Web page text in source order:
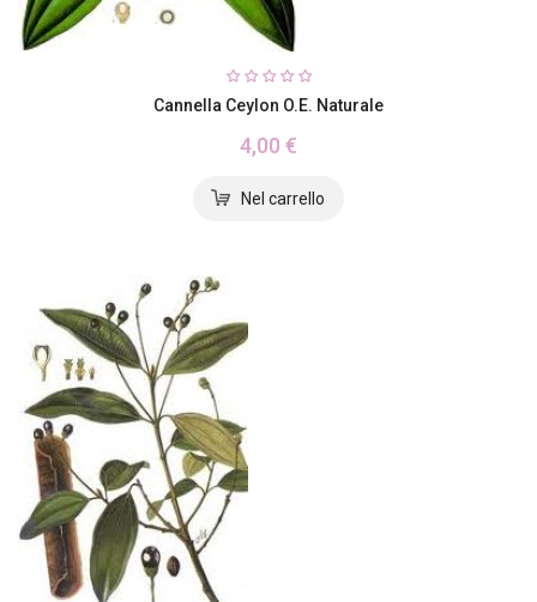
Cannella Ceylon O.E. Naturale
4,00 €